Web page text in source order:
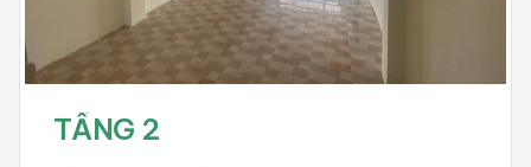
TẦNG 2